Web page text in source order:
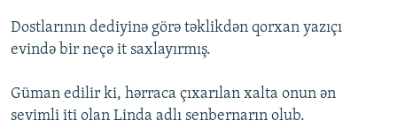
Dostlarının dediyinə görə təklikdən qorxan yazıçı
evində bir neçə it saxlayırmış.
Güman edilir ki, hərraca çıxarılan xalta onun ən
sevimli iti olan Linda adlı senbernarın olub.